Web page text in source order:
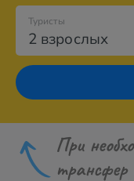
2 взрослых
Туристы
При
трансфер